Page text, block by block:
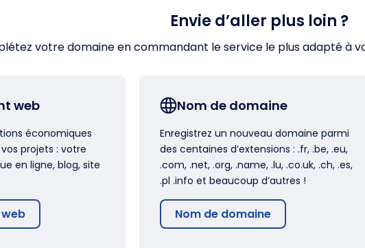
Envie d’aller plus loin ?
votre domaine en commandant le service le plus adapté à
web
économiques
projets : votre
en ligne, blog, site
Nom de domaine
Enregistrez un nouveau domaine parmi
des centaines d’extensions : .fr, .be, .eu,
.com, .net, .org, .name, .lu, .co.uk, .ch, .es,
.pl .info et beaucoup d’autres !
Nom de domaine